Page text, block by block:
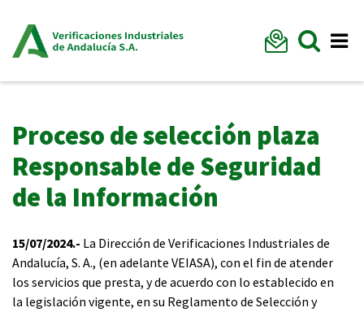
Proceso de selección plaza
Responsable de Seguridad
de la Información
15/07/2024.- La Dirección de Verificaciones Industriales de
Andalucía, S. A., (en adelante VEIASA), con el fin de atender
los servicios que presta, y de acuerdo con lo establecido en
la legislación vigente, en su Reglamento de Selección y